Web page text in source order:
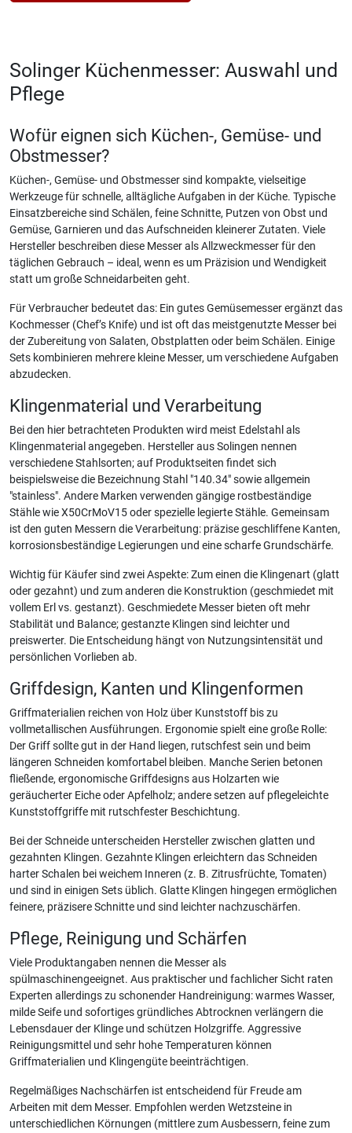
Solinger Küchenmesser: Auswahl und
Pflege
Wofür eignen sich Küchen-, Gemüse- und
Obstmesser?
Küchen-, Gemüse- und Obstmesser sind kompakte, vielseitige
Werkzeuge für schnelle, alltägliche Aufgaben in der Küche. Typische
Einsatzbereiche sind Schälen, feine Schnitte, Putzen von Obst und
Gemüse, Garnieren und das Aufschneiden kleinerer Zutaten. Viele
Hersteller beschreiben diese Messer als Allzweckmesser für den
täglichen Gebrauch – ideal, wenn es um Präzision und Wendigkeit
statt um große Schneidarbeiten geht.
Für Verbraucher bedeutet das: Ein gutes Gemüsemesser ergänzt das
Kochmesser (Chef’s Knife) und ist oft das meistgenutzte Messer bei
der Zubereitung von Salaten, Obstplatten oder beim Schälen. Einige
Sets kombinieren mehrere kleine Messer, um verschiedene Aufgaben
abzudecken.
Klingenmaterial und Verarbeitung
Bei den hier betrachteten Produkten wird meist Edelstahl als
Klingenmaterial angegeben. Hersteller aus Solingen nennen
verschiedene Stahlsorten; auf Produktseiten findet sich
beispielsweise die Bezeichnung Stahl "140.34" sowie allgemein
"stainless". Andere Marken verwenden gängige rostbeständige
Stähle wie X50CrMoV15 oder spezielle legierte Stähle. Gemeinsam
ist den guten Messern die Verarbeitung: präzise geschliffene Kanten,
korrosionsbeständige Legierungen und eine scharfe Grundschärfe.
Wichtig für Käufer sind zwei Aspekte: Zum einen die Klingenart (glatt
oder gezahnt) und zum anderen die Konstruktion (geschmiedet mit
vollem Erl vs. gestanzt). Geschmiedete Messer bieten oft mehr
Stabilität und Balance; gestanzte Klingen sind leichter und
preiswerter. Die Entscheidung hängt von Nutzungsintensität und
persönlichen Vorlieben ab.
Griffdesign, Kanten und Klingenformen
Griffmaterialien reichen von Holz über Kunststoff bis zu
vollmetallischen Ausführungen. Ergonomie spielt eine große Rolle:
Der Griff sollte gut in der Hand liegen, rutschfest sein und beim
längeren Schneiden komfortabel bleiben. Manche Serien betonen
fließende, ergonomische Griffdesigns aus Holzarten wie
geräucherter Eiche oder Apfelholz; andere setzen auf pflegeleichte
Kunststoffgriffe mit rutschfester Beschichtung.
Bei der Schneide unterscheiden Hersteller zwischen glatten und
gezahnten Klingen. Gezahnte Klingen erleichtern das Schneiden
harter Schalen bei weichem Inneren (z. B. Zitrusfrüchte, Tomaten)
und sind in einigen Sets üblich. Glatte Klingen hingegen ermöglichen
feinere, präzisere Schnitte und sind leichter nachzuschärfen.
Pflege, Reinigung und Schärfen
Viele Produktangaben nennen die Messer als
spülmaschinengeeignet. Aus praktischer und fachlicher Sicht raten
Experten allerdings zu schonender Handreinigung: warmes Wasser,
milde Seife und sofortiges gründliches Abtrocknen verlängern die
Lebensdauer der Klinge und schützen Holzgriffe. Aggressive
Reinigungsmittel und sehr hohe Temperaturen können
Griffmaterialien und Klingengüte beeinträchtigen.
Regelmäßiges Nachschärfen ist entscheidend für Freude am
Arbeiten mit dem Messer. Empfohlen werden Wetzsteine in
unterschiedlichen Körnungen (mittlere zum Ausbessern, feine zum